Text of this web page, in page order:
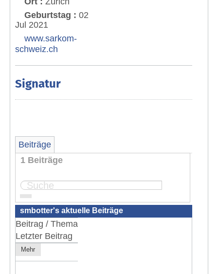
Geburtstag : 02
Jul 2021
www.sarkom-
schweiz.ch
Signatur
Beiträge
1 Beiträge
Seite:
smbotter's aktuelle Beiträge
Beitrag / Thema
Letzter Beitrag
Mehr